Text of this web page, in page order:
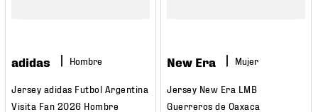
adidas Hombre
Jersey adidas Futbol Argentina
Visita Fan 2026 Hombre
New Era Mujer
Jersey New Era LMB
Guerreros de Oaxaca